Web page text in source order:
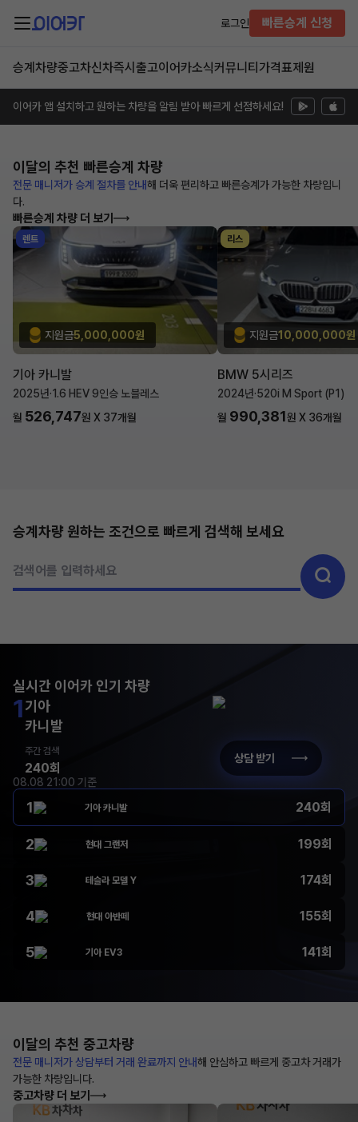
로그인 빠른승계 신청
승계차량중고차신차즉시출고이어카소식커뮤니티 가격표제원
이어카 앱 설치하고 원하는 차량을 알림 받아 빠르게 선점하세요!
이달의 추천 빠른승계 차량
전문 매니저가 승계 절차를 안내해 더욱 편리하고 빠른승계가 가능한 차량입니
다.
빠른승계 차량 더 보기
렌트
지원금5,000,000원
기아 카니발
2025년·1.6 HEV 9인승 노블레스
월 526,747원 X 37개월
리스
지원금10,000,000원
BMW 5시리즈
2024년·520i M Sport (P1)
월 990,381원 X 36개월
승계차량 원하는 조건으로 빠르게 검색해 보세요
검색어를 입력하세요
실시간 이어카 인기 차량
1기아
카니발
주간 검색
240회
상담 받기
08.08 21:00 기준
1 기아 카니발 240회
2 현대 그랜저 199회
3 테슬라 모델 Y 174회
4 현대 아반떼 155회
5 기아 EV3 141회
이달의 추천 중고차량
전문 매니저가 상담부터 거래 완료까지 안내해 안심하고 빠르게 중고차 거래가
가능한 차량입니다.
중고차량 더 보기